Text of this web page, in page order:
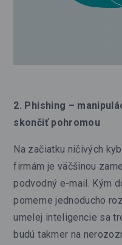
2. Phishing –
skončiť pohromou
Na začiatku ničivých
firmám je väčšinou
podvodný e-mail. Kým
pomerne jednoducho
umelej inteligencie sa
budú takmer na